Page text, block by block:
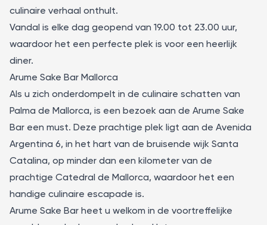
culinaire verhaal onthult.
Vandal is elke dag geopend van 19.00 tot 23.00 uur,
waardoor het een perfecte plek is voor een heerlijk
diner.
Arume Sake Bar Mallorca
Als u zich onderdompelt in de culinaire schatten van
Palma de Mallorca, is een bezoek aan de Arume Sake
Bar een must. Deze prachtige plek ligt aan de Avenida
Argentina 6, in het hart van de bruisende wijk Santa
Catalina, op minder dan een kilometer van de
prachtige Catedral de Mallorca, waardoor het een
handige culinaire escapade is.
Arume Sake Bar heet u welkom in de voortreffelijke